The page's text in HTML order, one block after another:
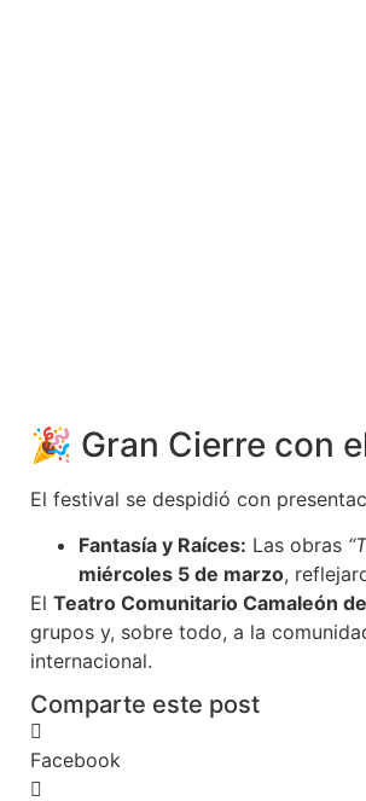
🎉 Gran Cierre con
El festival se despidió con
Fantasía y Raíces: Las obras
miércoles 5 de marzo,
El Teatro Comunitario Camaleón
grupos y, sobre todo, a la
internacional.
Comparte este post
Facebook